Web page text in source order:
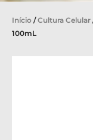
Início /Cultura Celular
100mL